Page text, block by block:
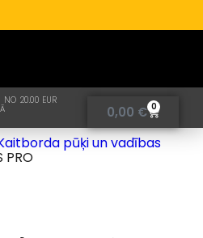
NO 20.00 EUR
0,00 € 0
pūķi un vadības
PRO